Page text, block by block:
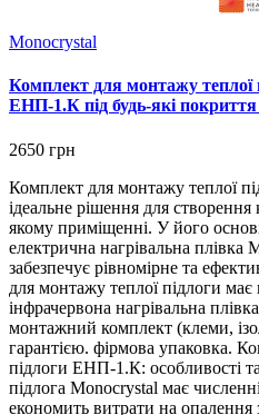
Monocrystal
Комплект для монтажу теплої
ЕНП-1.К під будь-які
2650 грн
Комплект для монтажу теплої
ідеальне рішення для
якому приміщенні. У його
електрична нагрівальна
забезпечує рівномірне та
для монтажу теплої підлоги
інфрачервона нагрівальна
монтажний комплект (клеми,
гарантією. фірмова упаковка.
підлоги ЕНП-1.К: особливості
підлога Monocrystal має
економить витрати на опалення